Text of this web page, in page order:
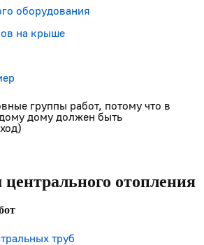
оборудования
на крыше
группы работ, потому что в
дому должен быть
центрального отопления
труб